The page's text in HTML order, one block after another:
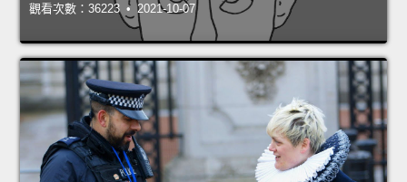
觀看次數：36223 • 2021-10-07